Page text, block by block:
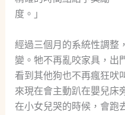
度。」
經過三個月的系統性調整
變。牠不再亂咬家具，出
看到其他狗也不再瘋狂吠
來現在會主動趴在嬰兒床
在小女兒哭的時候，會跑